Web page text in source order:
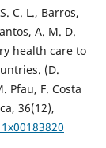
C. L., Barros,
A. M. D.
health care to
(D.
Pfau, F. Costa
36(12),